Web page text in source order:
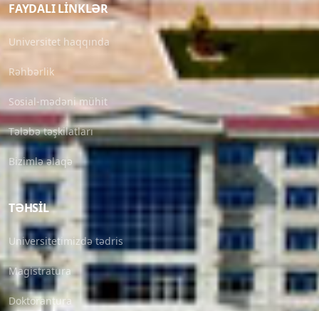
FAYDALI LINKLƏR
Universitet haqqında
Rəhbərlik
Sosial-mədəni mühit
Tələbə təşkilatları
Bizimlə əlaqə
TƏHSIL
Universitetimizdə tədris
Magistratura
Doktorantura